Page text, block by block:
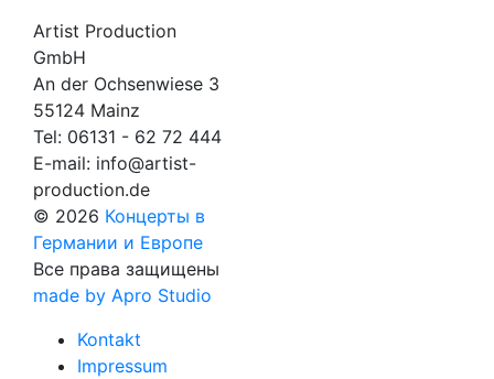
Artist Production
GmbH
An der Ochsenwiese 3
55124 Mainz
Tel: 06131 - 62 72 444
E-mail: info@artist-
production.de
© 2026 Концерты в
Германии и Европе
Все права защищены
made by Apro Studio
Kontakt
Impressum